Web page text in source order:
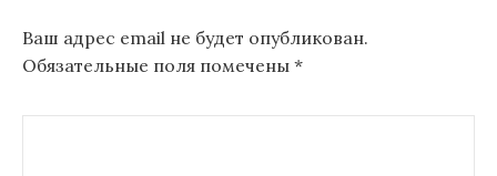
Ваш адрес email не будет опубликован.
Обязательные поля помечены *